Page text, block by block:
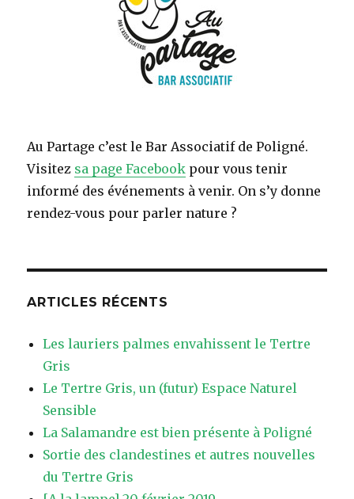
Au Partage c’est le Bar Associatif de Poligné.
Visitez sa page Facebook pour vous tenir
informé des événements à venir. On s’y donne
rendez-vous pour parler nature ?
ARTICLES RÉCENTS
Les lauriers palmes envahissent le Tertre
Gris
Le Tertre Gris, un (futur) Espace Naturel
Sensible
La Salamandre est bien présente à Poligné
Sortie des clandestines et autres nouvelles
du Tertre Gris